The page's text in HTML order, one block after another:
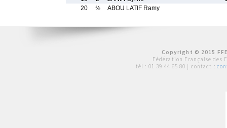
20
½ ABOU LATIF Ramy
Copyright © 2015
Fédération Française des
tél : 01 39 44 65 80 | contact :